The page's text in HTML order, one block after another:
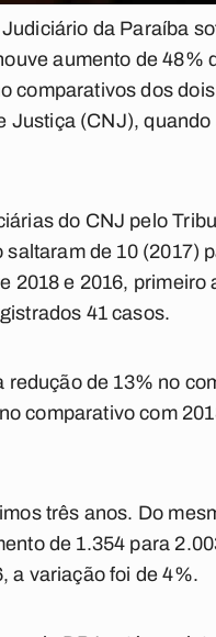
da Paraíba
aumento de 48%
comparativos dos
(CNJ),
do CNJ pelo
de 10 (2017)
2018 e 2016, primeiro
41 casos.
de 13% no
comparativo com
três anos. Do
de 1.354 para
a variação foi de 4%.